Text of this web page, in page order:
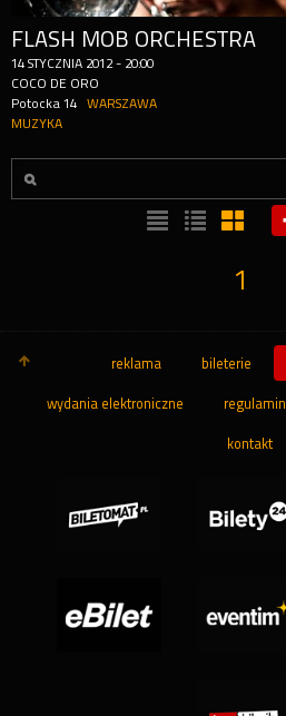
FLASH MOB ORCHESTRA
14 STYCZNIA 2012 - 20:00
COCO DE ORO
Potocka 14
WARSZAWA
MUZYKA
1
reklama bileterie
wydania elektroniczne regulamin
kontakt